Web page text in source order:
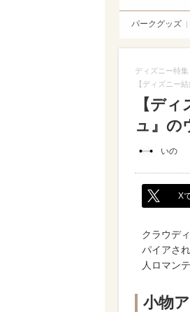
パークグッズ
ディズニー特
【ディズニー
【デ
ュ』の
いの
X
クラウデ
パイアさ
人ロマン
小物